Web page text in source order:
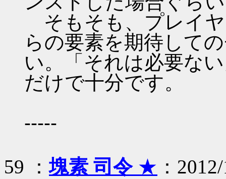
そもそも、プレイ
らの要素を期待して
い。「それは必要な
だけで十分です。
-----
59 ：塊素 司令★ ：